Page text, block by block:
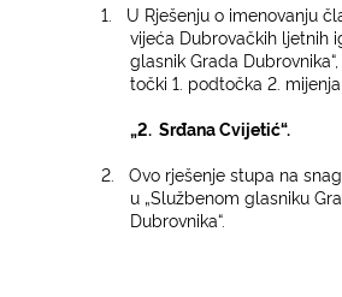
1.
U Rješenju o imenovanju
vijeća Dubrovačkih ljetnih
glasnik Grada
točki 1. podtočka 2.
„2. Srđana Cvijetić“.
2.
Ovo rješenje stupa na
u „Službenom glasniku
Dubrovnika“.